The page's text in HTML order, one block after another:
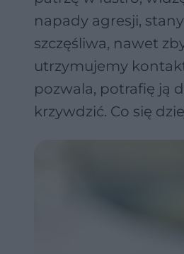
napady agresji,
szczęśliwa, nawet
utrzymujemy
pozwala, potrafię ją
krzywdzić. Co się